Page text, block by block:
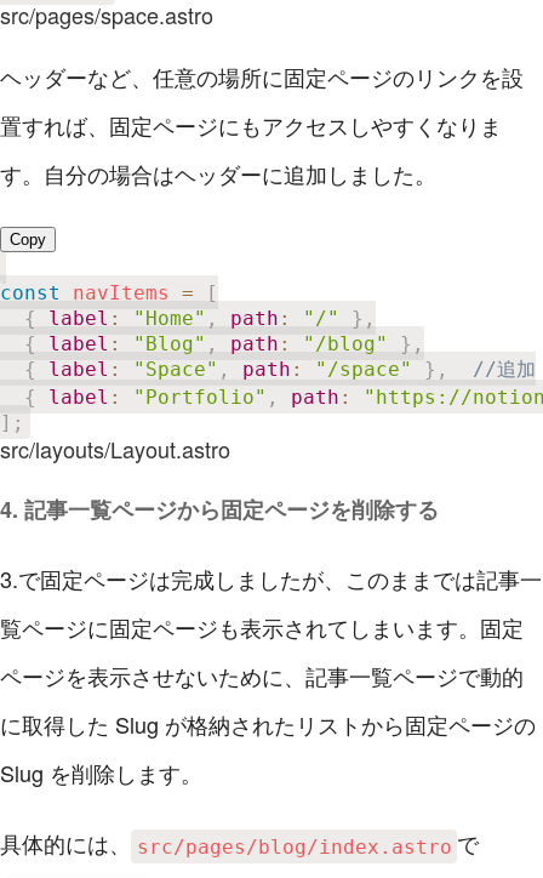
src/pages/space.astro
ヘッダーなど、任意の場所に固定ページのリンクを設
置すれば、固定ページにもアクセスしやすくなりま
す。自分の場合はヘッダーに追加しました。
Copy
const navItems =
[
{
label : "Home" , path : "/" } ,
{
label : "Blog" , path : "/blog" } ,
{
label : "Space" , path : "/space" } ,
//追加
{
label : "Portfolio" , path :
"https://
] ;
src/layouts/Layout.astro
4. 記事一覧ページから固定ページを削除する
3.で固定ページは完成しましたが、このままでは記事一
覧ページに固定ページも表示されてしまいます。固定
ページを表示させないために、記事一覧ページで動的
に取得した Slug が格納されたリストから固定ページの
Slug を削除します。
具体的には、 src/pages/blog/index.astro で